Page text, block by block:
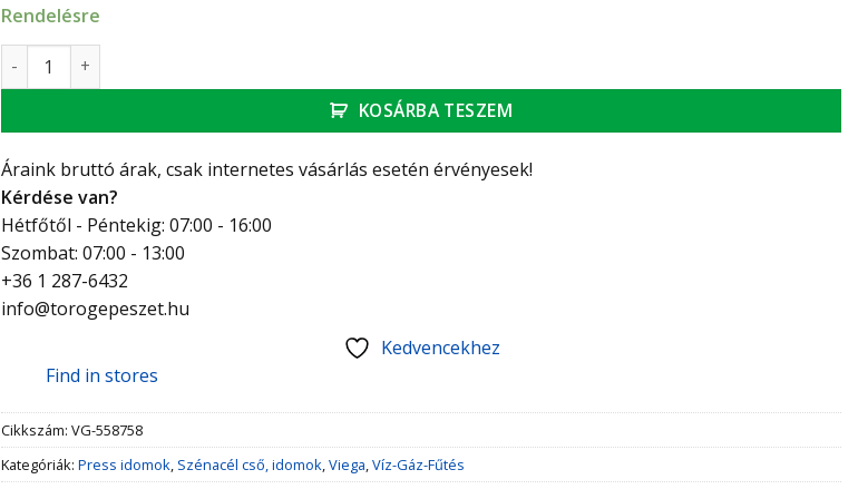
Rendelésre
Viega Prestabo T-idom 35-18-35 mennyiség
KOSÁRBA TESZEM
Áraink bruttó árak, csak internetes vásárlás esetén érvényesek!
Kérdése van?
Hétfőtől - Péntekig: 07:00 - 16:00
Szombat: 07:00 - 13:00
+36 1 287-6432
info@torogepeszet.hu
Kedvencekhez
Find in stores
Cikkszám: VG-558758
Kategóriák: Press idomok Szénacél cső, idomok Viega Víz-Gáz-Fűtés